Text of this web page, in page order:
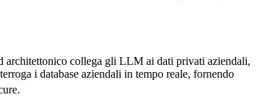
architettonico collega gli LLM ai dati privati aziendali,
i database aziendali in tempo reale, fornendo